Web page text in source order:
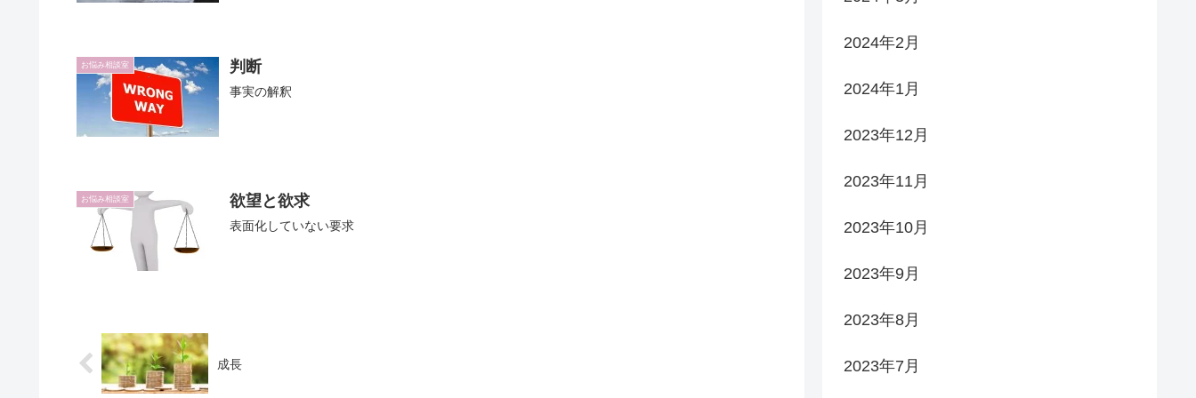
お悩み相談室 判断
事実の解釈
お悩み相談室 欲望と欲求
表面化していない要求
成長
2024年2月
2024年1月
2023年12月
2023年11月
2023年10月
2023年9月
2023年8月
2023年7月